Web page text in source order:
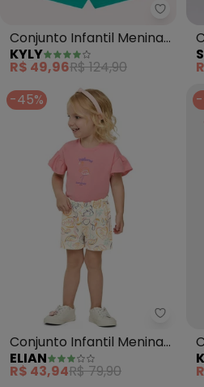
Kyly -
Conjunto Infantil Menina
em Algodão (Rosa)
KYLY
R$ 49,96R$ 124,90
-45%
Elian -
Conjunto Infantil Menina
Flamingo (Rosa)
ELIAN
R$ 43,94R$ 79,90